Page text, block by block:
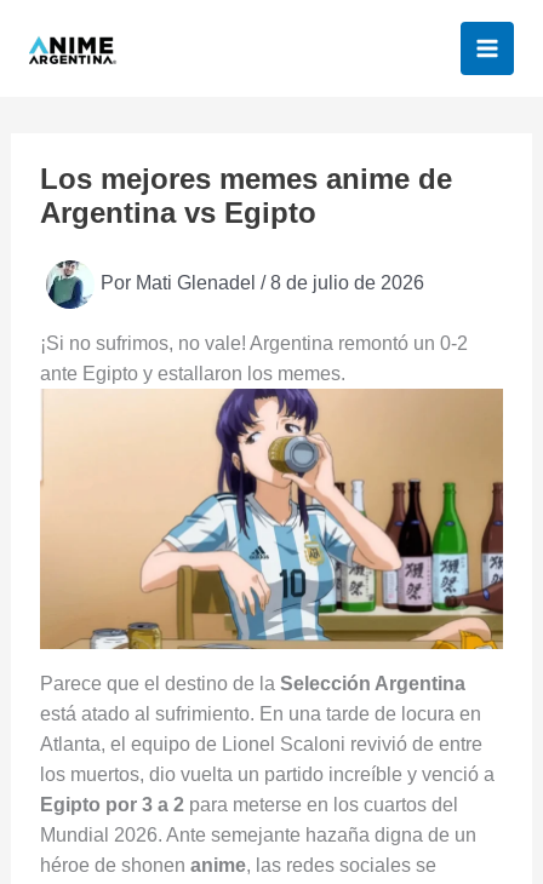
Los mejores memes anime de
Argentina vs Egipto
Por Mati Glenadel /8 de julio de 2026
¡Si no sufrimos, no vale! Argentina remontó un 0-2
ante Egipto y estallaron los memes.
Parece que el destino de la Selección Argentina
está atado al sufrimiento. En una tarde de locura en
Atlanta, el equipo de Lionel Scaloni revivió de entre
los muertos, dio vuelta un partido increíble y venció a
Egipto por 3 a 2para meterse en los cuartos del
Mundial 2026. Ante semejante hazaña digna de un
héroe de shonen anime, las redes sociales se